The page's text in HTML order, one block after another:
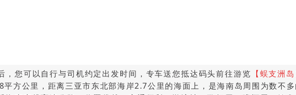
，您可以自行与司机约定出发时间，专车送您抵达码头前往游览 【蜈支洲岛
平方公里，距离三亚市东北部海岸2.7公里的海面上，是海南岛周围为数不